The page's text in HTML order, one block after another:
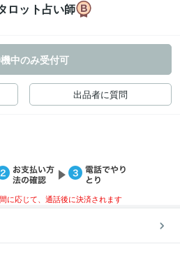
ロット占い師
中のみ受付可
出品者に質問
に応じて、通話後に決済されます